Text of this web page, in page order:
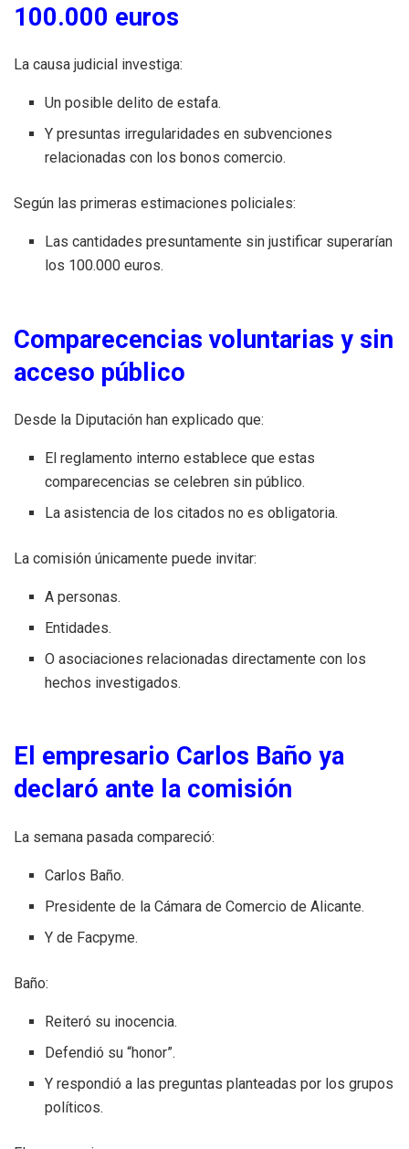
100.000 euros
La causa judicial investiga:
Un posible delito de estafa.
Y presuntas irregularidades en subvenciones
relacionadas con los bonos comercio.
Según las primeras estimaciones policiales:
Las cantidades presuntamente sin justificar superarían
los 100.000 euros.
Comparecencias voluntarias y sin
acceso público
Desde la Diputación han explicado que:
El reglamento interno establece que estas
comparecencias se celebren sin público.
La asistencia de los citados no es obligatoria.
La comisión únicamente puede invitar:
A personas.
Entidades.
O asociaciones relacionadas directamente con los
hechos investigados.
El empresario Carlos Baño ya
declaró ante la comisión
La semana pasada compareció:
Carlos Baño.
Presidente de la Cámara de Comercio de Alicante.
Y de Facpyme.
Baño:
Reiteró su inocencia.
Defendió su “honor”.
Y respondió a las preguntas planteadas por los grupos
políticos.